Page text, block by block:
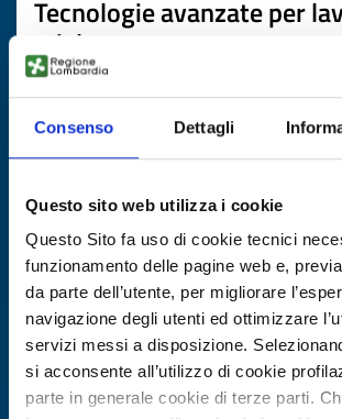
Consenso Dettagli
Questo sito web utilizza i cookie
Questo Sito fa uso di cookie tecnici
funzionamento delle pagine web e,
da parte dell’utente, per migliorare
navigazione degli utenti ed ottimizzare
servizi messi a disposizione.
si acconsente all’utilizzo di cookie
parte in generale cookie di terze parti.
Tecnologie avanzate per
miele
ID EEN: BRBG20251107009